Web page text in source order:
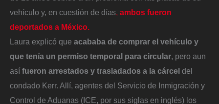
vehículo y, en cuestión de días, ambos fueron
deportados a México.
Laura explicó que acababa de comprar el vehículo y
que tenía un permiso temporal para circular, pero aun
así fueron arrestados y trasladados a la cárcel del
condado Kerr. Allí, agentes del Servicio de Inmigración y
Control de Aduanas (ICE, por sus siglas en inglés) los